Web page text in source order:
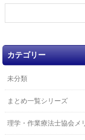
カテゴリー
未分類
まとめ一覧シリーズ
理学・作業療法士協会メ